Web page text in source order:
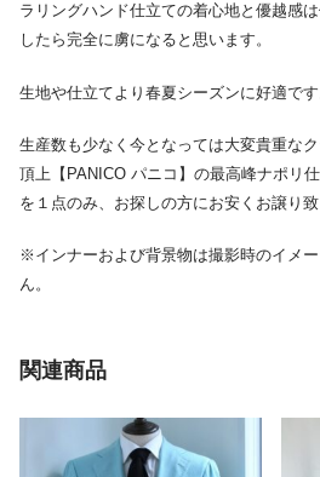
ラリングハンド仕立ての着心地と優越感
したら完全に虜になると思います。
生地や仕立てより春夏シーズンに好適です
生産数も少なく今となっては大変貴重な
頂上【PANICO パニコ】の最高峰ナポリ
を１点のみ、お探しの方にお安くお譲り致
※インナーおよび背景物は撮影時のイメ
ん。
関連商品